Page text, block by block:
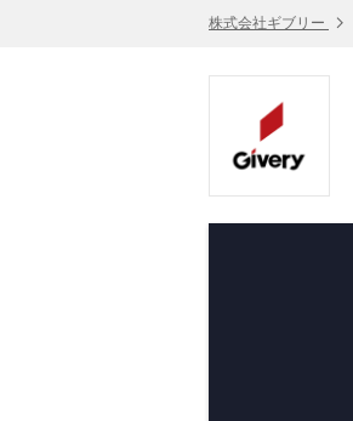
株式会社ギブリー